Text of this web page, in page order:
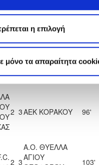
η επιλογή
μόνο τα απαραίτητα
1 1ΕΘΝΙΚΟΣ ΑΣΣΙΑΣ 30'
4 0
Α.Ο. ΘΥΕΛΛΑ
ΘΕΟΔΩΡΟΥ
ΛΑΡΝΑΚΑΣ
99'
2 3ΑΕΚ ΚΟΡΑΚΟΥ 96'
2 3
Α.Ο. ΘΥΕΛΛΑ
ΑΓΙΟΥ
103'